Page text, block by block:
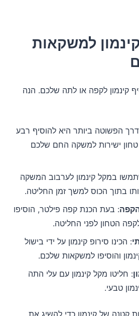
למשקאות
קינמון לקפה או לתה שלכם. הנה
הפשוטה ביותר היא להוסיף רבע
טחון ישירות למשקה החם שלכם
במקל קינמון לערבוב המשקה
בתוך הכוס למשך זמן החליטה.
: בעת הכנת קפה פילטר, הוסיפו
הטחון לפני החליטה.
: הכינו סירופ קינמון על ידי בישול
והוסיפו למשקאות שלכם.
: חליטו מקל קינמון עם עלי התה
טבעי.
קטנה של קינמון כדי להשיג את